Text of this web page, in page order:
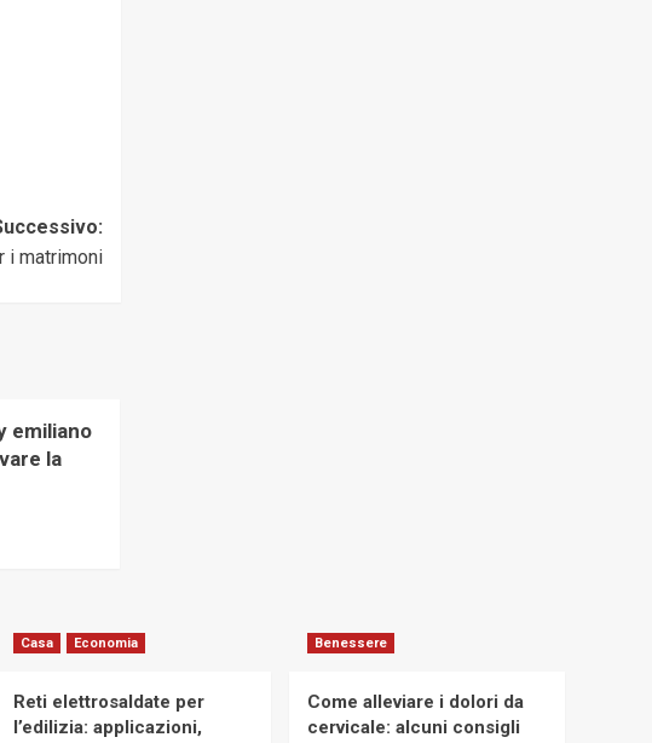
i matrimoni
emiliano
la
Casa Economia
Reti elettrosaldate per
l’edilizia: applicazioni,
Benessere
Come alleviare i dolori da
cervicale: alcuni consigli